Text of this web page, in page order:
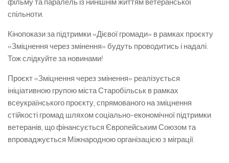
фільму та паралель із нинішнім життям ветеранської
спільноти.
Кінопокази за підтримки «Дієвої громади» в рамках проєкту
«Зміцнення через змінення» будуть проводитись і надалі.
Тож слідкуйте за новинами!
Проєкт «Зміцнення через змінення» реалізується
ініціативною групою міста Старобільськ в рамках
всеукраїнського проєкту, спрямованого на зміцнення
стійкості громад шляхом соціально-економічної підтримки
ветеранів, що фінансується Європейським Союзом та
впроваджується Міжнародною організацією з міграції.